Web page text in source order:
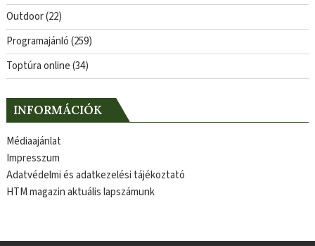
Outdoor(22)
Programajánló(259)
Toptúra online(34)
INFORMÁCIÓK
Médiaajánlat
Impresszum
Adatvédelmi és adatkezelési tájékoztató
HTM magazin aktuális lapszámunk